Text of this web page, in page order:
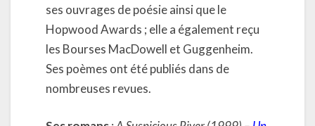
ses ouvrages de poésie ainsi que le
Hopwood Awards ; elle a également reçu
les Bourses MacDowell et Guggenheim.
Ses poèmes ont été publiés dans de
nombreuses revues.